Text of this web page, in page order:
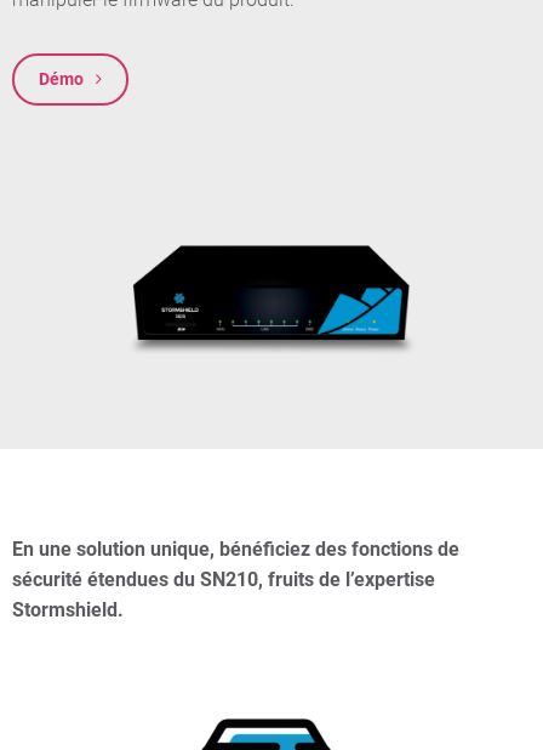
Démo
En une solution unique, bénéficiez des fonctions de
sécurité étendues du SN210, fruits de l’expertise
Stormshield.